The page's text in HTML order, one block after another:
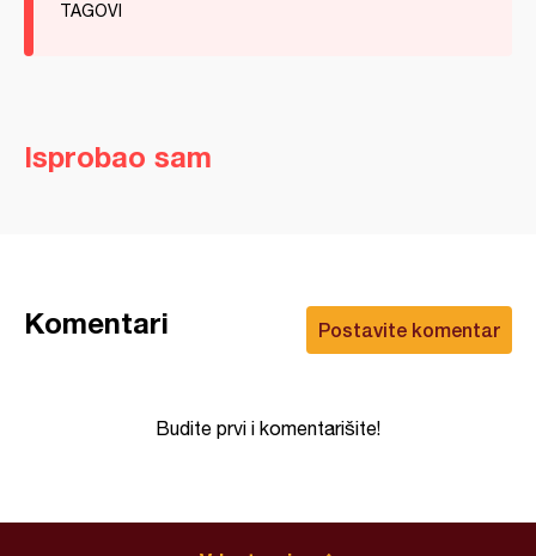
TAGOVI
Isprobao sam
Postavite komentar
Komentari
Budite prvi i komentarišite!